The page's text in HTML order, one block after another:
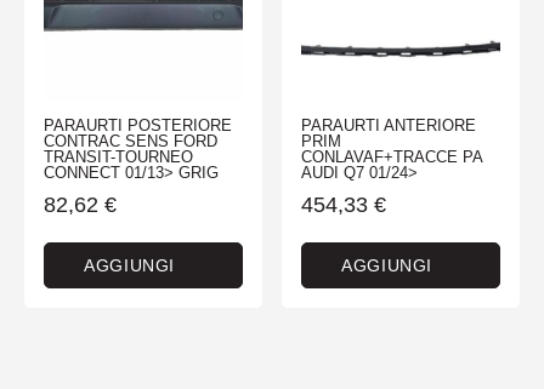
PARAURTI POSTERIORE
CONTRAC SENS FORD
TRANSIT-TOURNEO
CONNECT 01/13> GRIG
82,62 €
AGGIUNGI
PARAURTI ANTERIORE
PRIM
CONLAVAF+TRACCE PA
AUDI Q7 01/24>
454,33 €
AGGIUNGI